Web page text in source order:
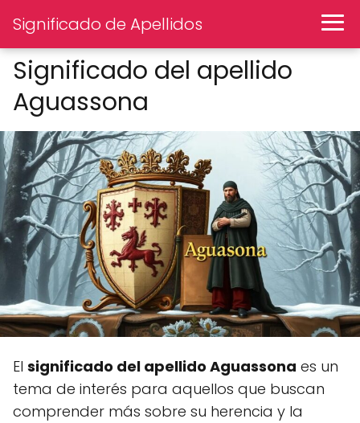
Significado de Apellidos
Significado del apellido
Aguassona
El significado del apellido Aguassona es un
tema de interés para aquellos que buscan
comprender más sobre su herencia y la